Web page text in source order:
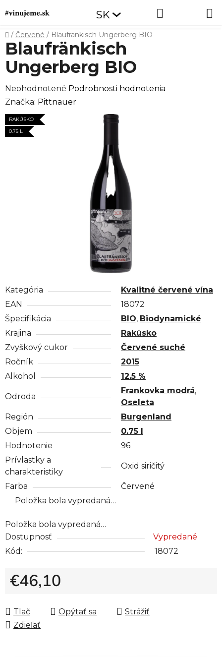
na
obsah
SK
Domov
/ Červené / Blaufränkisch Ungerberg BIO
Kategória
Kvalitné červené vína
EAN
18072
Špecifikácia
BIO, Biodynamické
Krajina
Rakúsko
Zvyškový cukor
Červené suché
Ročník
2015
Alkohol
12.5 %
Odroda
Frankovka modrá,
Oseleta
Región
Burgenland
Objem
0.75 l
Hodnotenie
96
Prívlastky a
charakteristiky
Oxid siričitý
Farba
Červené
Položka bola vypredaná…
Položka bola vypredaná…
Dostupnosť
Vypredané
Kód:
18072
€46,10
Tlač
Opýtať sa
Strážiť
Zdieľať
Blaufränkisch
Ungerberg BIO
Priemerné
hodnotenie
produktu
je
Neohodnotené Podrobnosti hodnotenia
Značka: Pittnauer
RAKÚSKO
0.75 L